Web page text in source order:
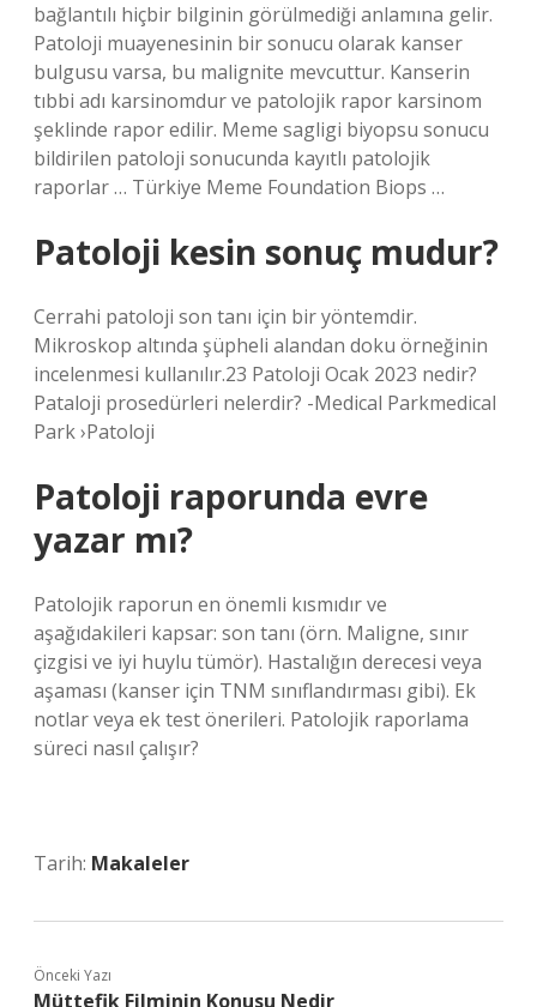
bağlantılı hiçbir bilginin görülmediği anlamına gelir.
Patoloji muayenesinin bir sonucu olarak kanser
bulgusu varsa, bu malignite mevcuttur. Kanserin
tıbbi adı karsinomdur ve patolojik rapor karsinom
şeklinde rapor edilir. Meme sagligi biyopsu sonucu
bildirilen patoloji sonucunda kayıtlı patolojik
raporlar … Türkiye Meme Foundation Biops …
Patoloji kesin sonuç mudur?
Cerrahi patoloji son tanı için bir yöntemdir.
Mikroskop altında şüpheli alandan doku örneğinin
incelenmesi kullanılır.23 Patoloji Ocak 2023 nedir?
Pataloji prosedürleri nelerdir? -Medical Parkmedical
Park ›Patoloji
Patoloji raporunda evre
yazar mı?
Patolojik raporun en önemli kısmıdır ve
aşağıdakileri kapsar: son tanı (örn. Maligne, sınır
çizgisi ve iyi huylu tümör). Hastalığın derecesi veya
aşaması (kanser için TNM sınıflandırması gibi). Ek
notlar veya ek test önerileri. Patolojik raporlama
süreci nasıl çalışır?
Tarih: Makaleler
Önceki Yazı
Müttefik Filminin Konusu Nedir